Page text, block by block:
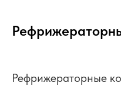
Рефрижераторные